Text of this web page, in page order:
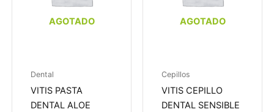
AGOTADO
Dental
VITIS PASTA
DENTAL ALOE
AGOTADO
Cepillos
VITIS CEPILLO
DENTAL SENSIBLE